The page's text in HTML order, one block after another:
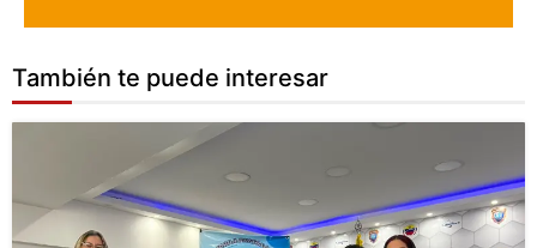
También te puede interesar